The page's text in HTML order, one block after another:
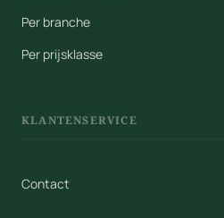
Per branche
Per prijsklasse
KLANTENSERVICE
Contact